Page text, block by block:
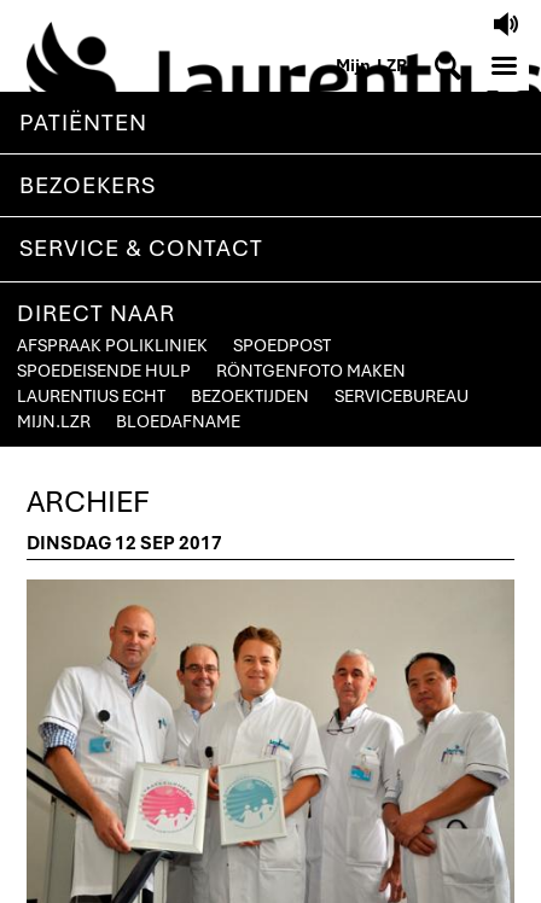
V
Mijn.LZR S M
PATIËNTEN
BEZOEKERS
SERVICE & CONTACT
DIRECT NAAR
AFSPRAAK POLIKLINIEK
SPOEDPOST
SPOEDEISENDE HULP
RÖNTGENFOTO MAKEN
LAURENTIUS ECHT
BEZOEKTIJDEN
SERVICEBUREAU
MIJN.LZR
BLOEDAFNAME
ARCHIEF
DINSDAG 12 SEP 2017